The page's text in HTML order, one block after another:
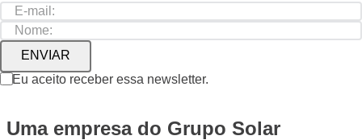
ENVIAR
Eu aceito receber essa newsletter.
Uma empresa do Grupo Solar